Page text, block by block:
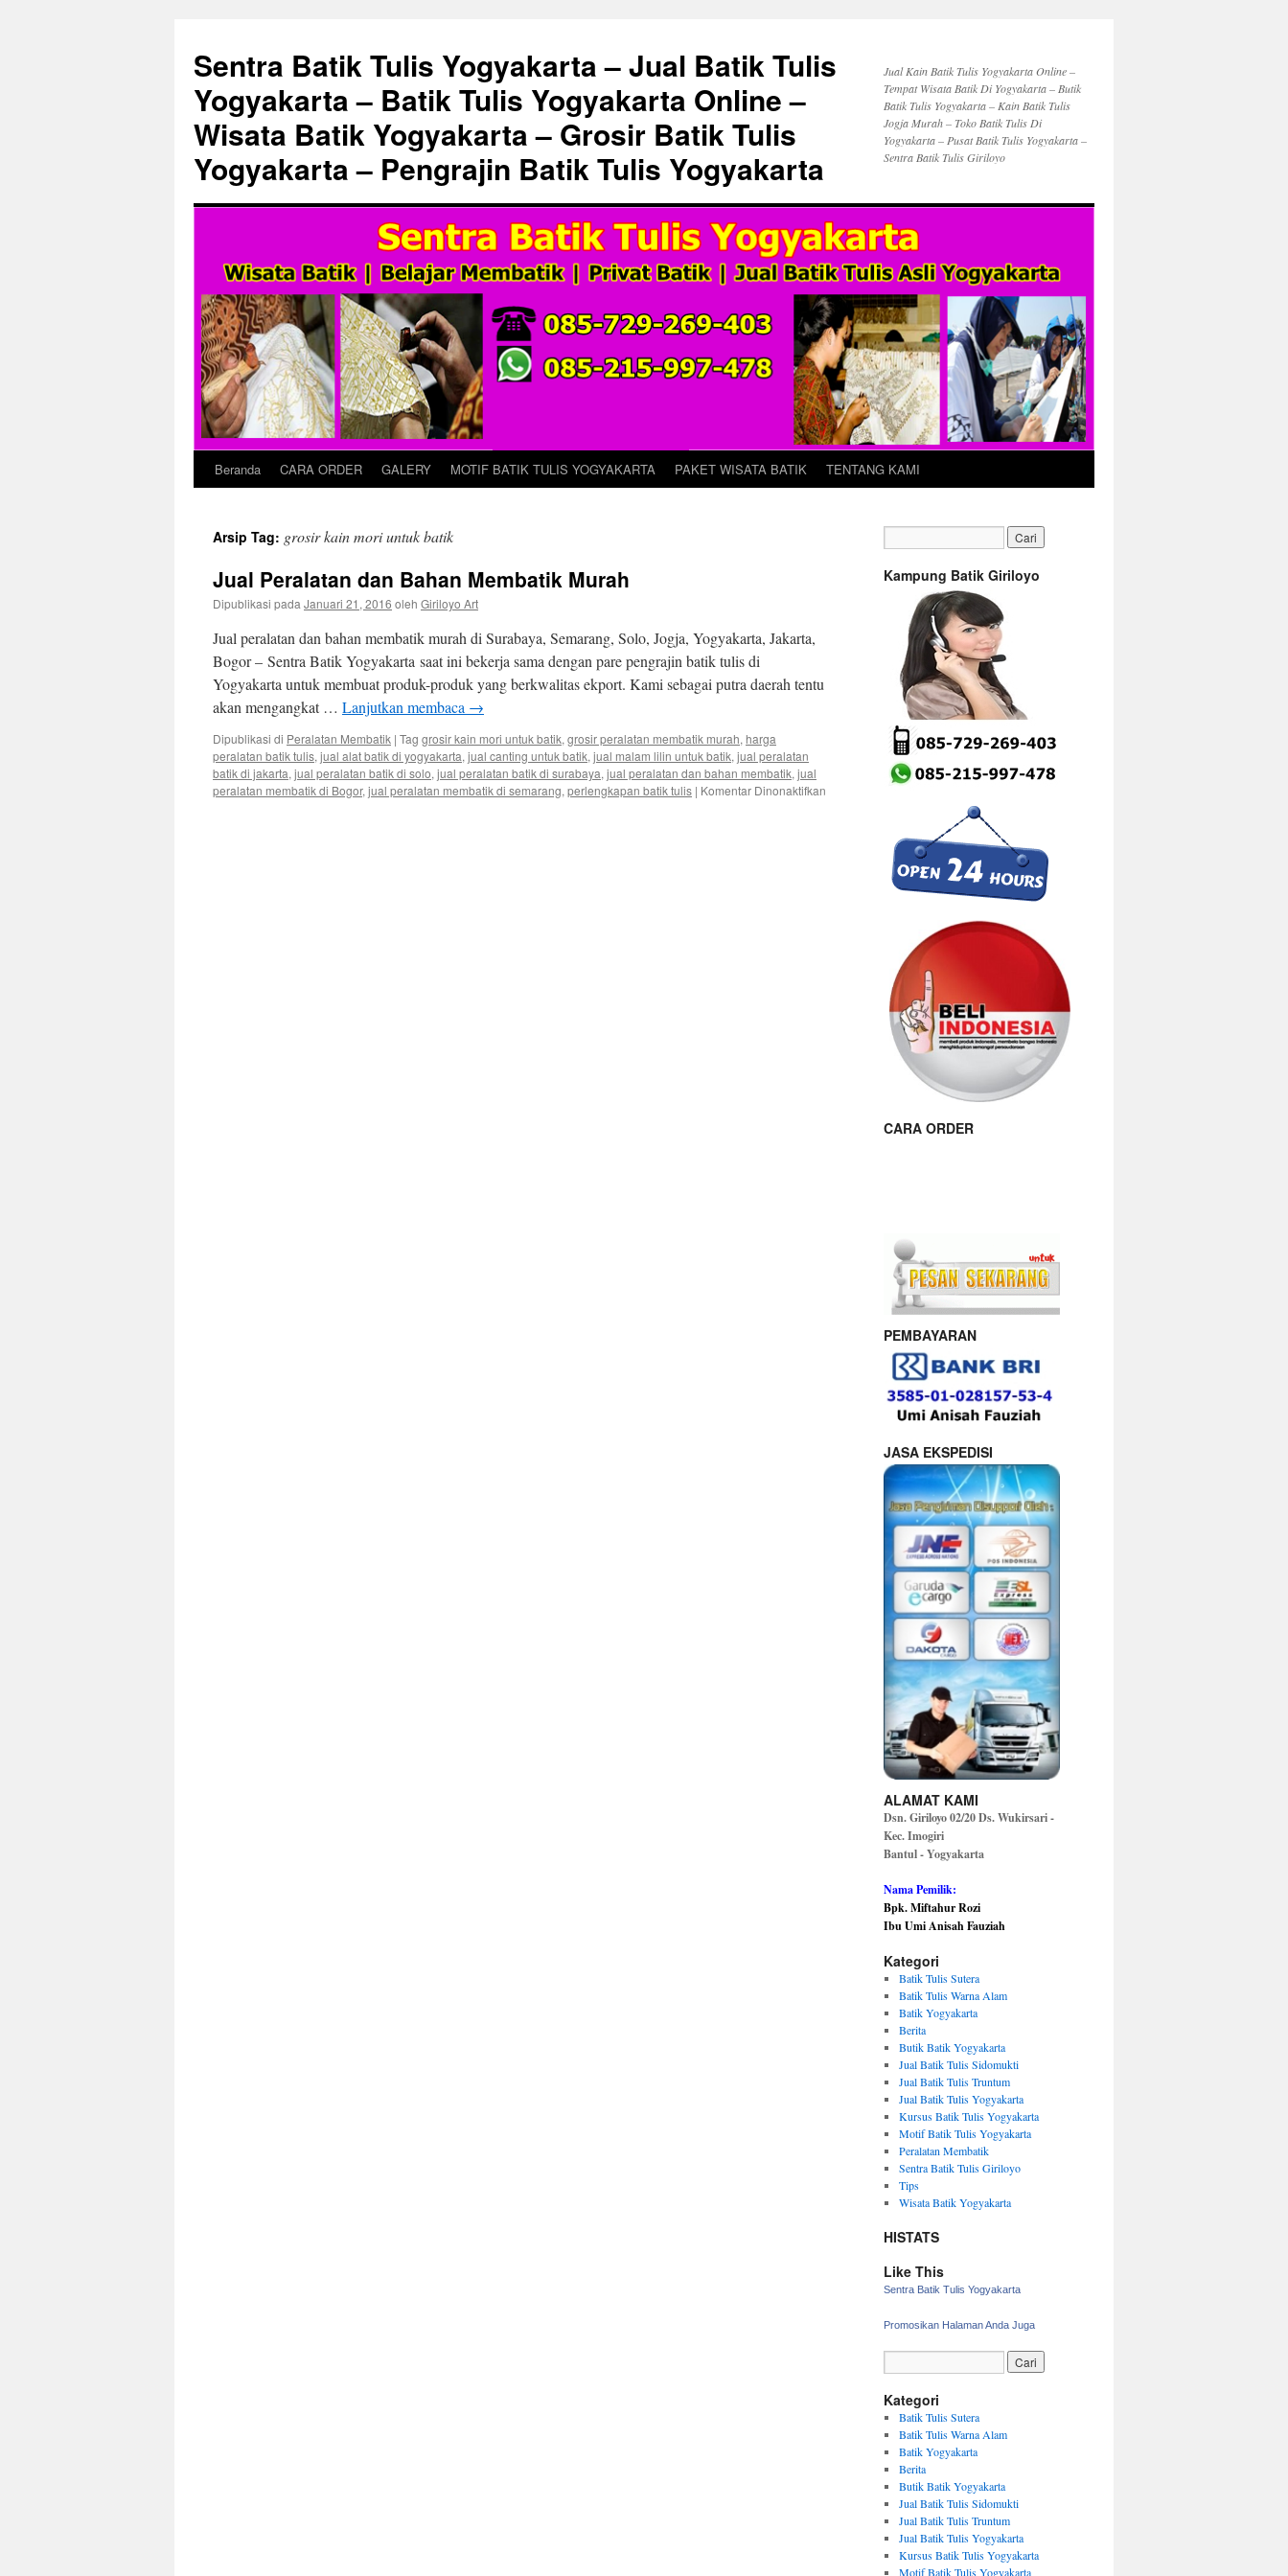
Sentra Batik Tulis Yogyakarta – Jual Batik Tulis
Yogyakarta – Batik Tulis Yogyakarta Online –
Wisata Batik Yogyakarta – Grosir Batik Tulis
Yogyakarta – Pengrajin Batik Tulis Yogyakarta
Jual Kain Batik Tulis Yogyakarta Online –
Tempat Wisata Batik Di Yogyakarta – Butik
Batik Tulis Yogyakarta – Kain Batik Tulis
Jogja Murah – Toko Batik Tulis Di
Yogyakarta – Pusat Batik Tulis Yogyakarta –
Sentra Batik Tulis Giriloyo
Beranda CARA ORDER GALERY MOTIF BATIK TULIS YOGYAKARTA PAKET WISATA BATIK TENTANG KAMI
Arsip Tag: grosir kain mori untuk batik
Jual Peralatan dan Bahan Membatik Murah
Dipublikasi pada Januari 21, 2016 oleh Giriloyo Art
Jual peralatan dan bahan membatik murah di Surabaya, Semarang, Solo, Jogja, Yogyakarta, Jakarta,
Bogor – Sentra Batik Yogyakarta saat ini bekerja sama dengan pare pengrajin batik tulis di
Yogyakarta untuk membuat produk-produk yang berkwalitas ekport. Kami sebagai putra daerah tentu
akan mengangkat … Lanjutkan membaca →
Dipublikasi di Peralatan Membatik | Tag grosir kain mori untuk batik, grosir peralatan membatik murah, harga
peralatan batik tulis, jual alat batik di yogyakarta, jual canting untuk batik, jual malam lilin untuk batik, jual peralatan
batik di jakarta, jual peralatan batik di solo, jual peralatan batik di surabaya, jual peralatan dan bahan membatik, jual
peralatan membatik di Bogor, jual peralatan membatik di semarang, perlengkapan batik tulis | Komentar Dinonaktifkan
Kampung Batik Giriloyo
CARA ORDER
PEMBAYARAN
JASA EKSPEDISI
ALAMAT KAMI
Dsn. Giriloyo 02/20 Ds. Wukirsari -
Kec. Imogiri
Bantul - Yogyakarta
Nama Pemilik:
Bpk. Miftahur Rozi
Ibu Umi Anisah Fauziah
Kategori
Batik Tulis Sutera
Batik Tulis Warna Alam
Batik Yogyakarta
Berita
Butik Batik Yogyakarta
Jual Batik Tulis Sidomukti
Jual Batik Tulis Truntum
Jual Batik Tulis Yogyakarta
Kursus Batik Tulis Yogyakarta
Motif Batik Tulis Yogyakarta
Peralatan Membatik
Sentra Batik Tulis Giriloyo
Tips
Wisata Batik Yogyakarta
HISTATS
Like This
Sentra Batik Tulis Yogyakarta
Promosikan Halaman Anda Juga
Kategori
Batik Tulis Sutera
Batik Tulis Warna Alam
Batik Yogyakarta
Berita
Butik Batik Yogyakarta
Jual Batik Tulis Sidomukti
Jual Batik Tulis Truntum
Jual Batik Tulis Yogyakarta
Kursus Batik Tulis Yogyakarta
Motif Batik Tulis Yogyakarta